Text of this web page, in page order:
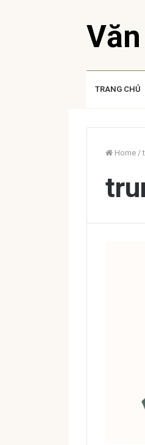
TRANG CHỦ
Home /